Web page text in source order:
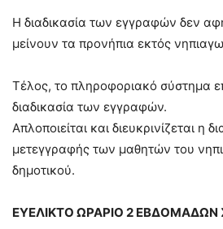
Η διαδικασία των εγγραφών δεν
μείνουν τα προνήπια εκτός
Τέλος, το πληροφοριακό σύστημα
διαδικασία των εγγραφών.
Απλοποιείται και διευκρινίζεται η
μετεγγραφής των μαθητών του
δημοτικού.
ΕΥΕΛΙΚΤΟ ΩΡΑΡΙΟ 2 ΕΒΔΟΜΑΔΩΝ